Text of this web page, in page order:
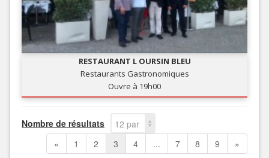
RESTAURANT L OURSIN BLEU
Restaurants Gastronomiques
Ouvre à 19h00
Nombre de résultats
12 par
page
« 1 2 3 4 ... 7 8 9 »